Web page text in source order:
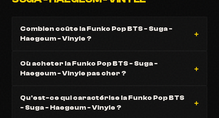
Combien coûte la Funko Pop BTS - Suga -
Haegeum - Vinyle ?
Où acheter la Funko Pop BTS - Suga -
Haegeum - Vinyle pas cher ?
Qu'est-ce qui caractérise la Funko Pop BTS
- Suga - Haegeum - Vinyle ?